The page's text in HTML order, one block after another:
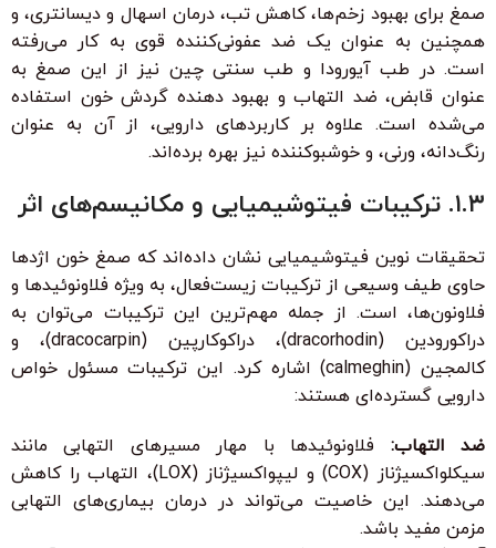
صمغ برای بهبود زخم‌ها، کاهش تب، درمان اسهال و دیسانتری، و
همچنین به عنوان یک ضد عفونی‌کننده قوی به کار می‌رفته
است. در طب آیورودا و طب سنتی چین نیز از این صمغ به
عنوان قابض، ضد التهاب و بهبود دهنده گردش خون استفاده
می‌شده است. علاوه بر کاربردهای دارویی، از آن به عنوان
رنگ‌دانه، ورنی، و خوشبوکننده نیز بهره برده‌اند.
۱.۳. ترکیبات فیتوشیمیایی و مکانیسم‌های اثر
تحقیقات نوین فیتوشیمیایی نشان داده‌اند که صمغ خون اژدها
حاوی طیف وسیعی از ترکیبات زیست‌فعال، به ویژه فلاونوئیدها و
فلاونون‌ها، است. از جمله مهم‌ترین این ترکیبات می‌توان به
دراکورودین (dracorhodin)، دراکوکارپین (dracocarpin)، و
کالمجین (calmeghin) اشاره کرد. این ترکیبات مسئول خواص
دارویی گسترده‌ای هستند:
ضد التهاب: فلاونوئیدها با مهار مسیرهای التهابی مانند
سیکلواکسیژناز (COX) و لیپواکسیژناز (LOX)، التهاب را کاهش
می‌دهند. این خاصیت می‌تواند در درمان بیماری‌های التهابی
مزمن مفید باشد.